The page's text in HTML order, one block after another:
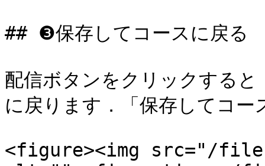
## ❸保存してコースに戻る
配信ボタンをクリックする
に戻ります．「保存してコ
<figure><img src="/files/